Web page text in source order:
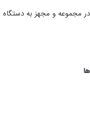
مجموعه و مجهز به دستگاه